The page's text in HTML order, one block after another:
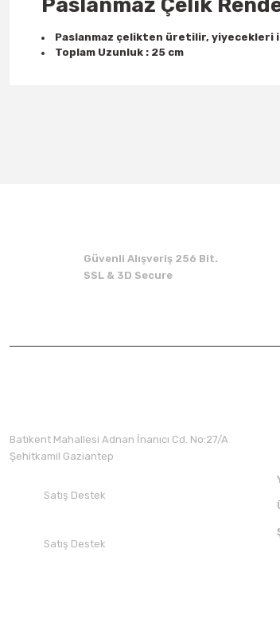
Paslanmaz Çelik
Paslanmaz çelikten üretilir, yiyecekleri
Toplam Uzunluk : 25 cm
Güvenli Alışveriş 256 Bit.
SSL & 3D Secure
Batıkent Mahallesi Adnan İnanıcı Cd. No:27/A
Şehitkamil Gaziantep
Satış Destek
Satış Destek